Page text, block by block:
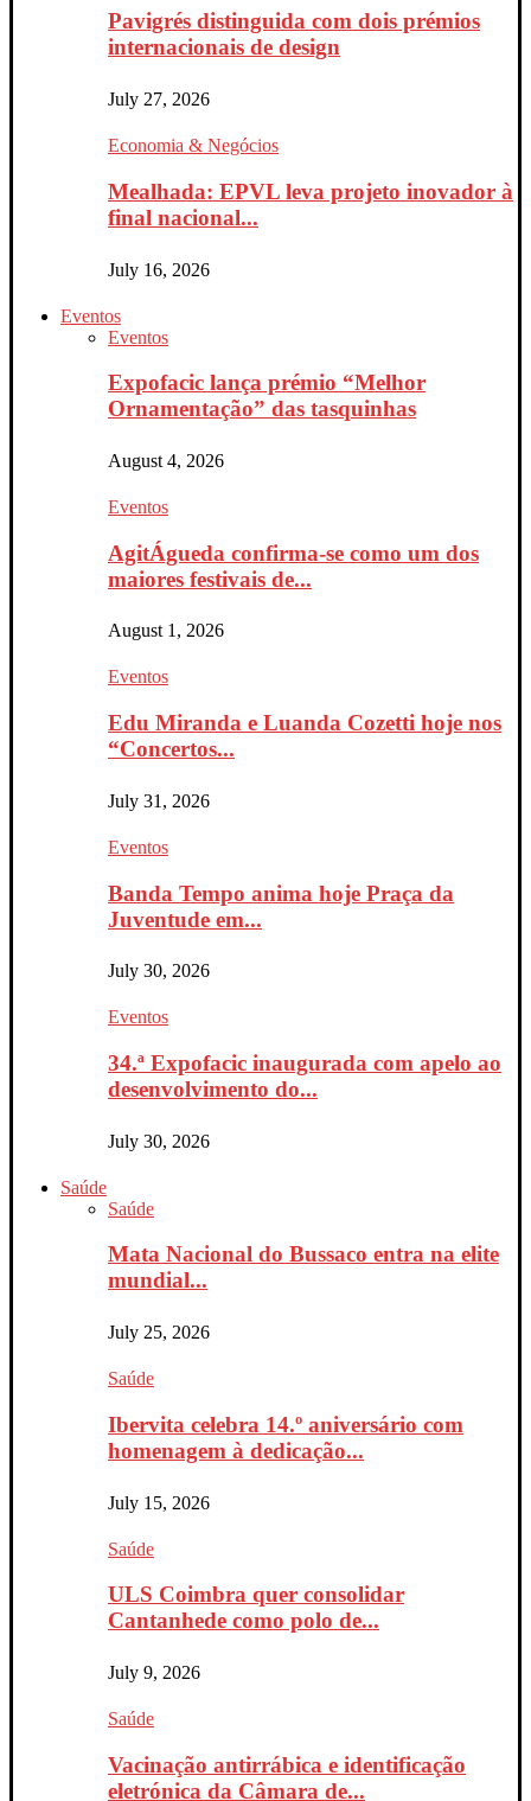
Pavigrés distinguida com dois prémios
internacionais de design
July 27, 2026
Economia & Negócios
Mealhada: EPVL leva projeto inovador à
final nacional...
July 16, 2026
Eventos
Eventos
Expofacic lança prémio “Melhor
Ornamentação” das tasquinhas
August 4, 2026
Eventos
AgitÁgueda confirma-se como um dos
maiores festivais de...
August 1, 2026
Eventos
Edu Miranda e Luanda Cozetti hoje nos
“Concertos...
July 31, 2026
Eventos
Banda Tempo anima hoje Praça da
Juventude em...
July 30, 2026
Eventos
34.ª Expofacic inaugurada com apelo ao
desenvolvimento do...
July 30, 2026
Saúde
Saúde
Mata Nacional do Bussaco entra na elite
mundial...
July 25, 2026
Saúde
Ibervita celebra 14.º aniversário com
homenagem à dedicação...
July 15, 2026
Saúde
ULS Coimbra quer consolidar
Cantanhede como polo de...
July 9, 2026
Saúde
Vacinação antirrábica e identificação
eletrónica da Câmara de...